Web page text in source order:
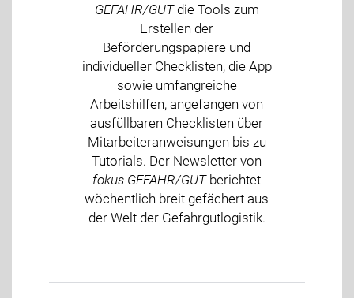
GEFAHR/GUTdie Tools zum
Erstellen der
Beförderungspapiere und
individueller Checklisten, die App
sowie umfangreiche
Arbeitshilfen, angefangen von
ausfüllbaren Checklisten über
Mitarbeiteranweisungen bis zu
Tutorials. Der Newsletter von
fokus GEFAHR/GUTberichtet
wöchentlich breit gefächert aus
der Welt der Gefahrgutlogistik.